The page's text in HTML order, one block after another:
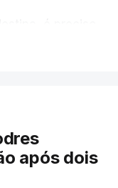
com
sobre se é
após dois